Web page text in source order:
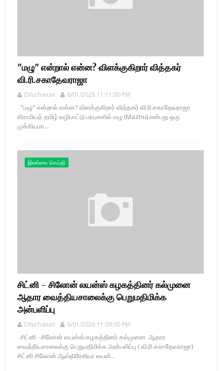
"மழு" என்றால் என்ன? விளக்குகிறார் வித்தகர்
வி.ரி.சகாதேவராஜா
Diluchanan 6/01/2026 11:11:00 PM
"மழு" என்றால் என்ன? விளக்குகிறார் வித்தகர் வி.ரி.சகாதேவராஜா
கிராமியத் தமிழ் வழிபாட்டு மரபுகளில் மழு (Mazhu) என்பது ஒரு
முக்கியமா...
இலங்கை செய்தி
சிட்னி - சிலோன் லயன்ஸ் கழகத்தினர் கல்முனை
ஆதார வைத்தியசாலைக்கு பெறுமதிமிக்க
அன்பளிப்பு
Diluchanan 6/01/2026 11:09:00 PM
சிட்னி - சிலோன் லயன்ஸ் கழகத்தினர் கல்முனை ஆதார
வைத்தியசாலைக்கு பெறுமதிமிக்க அன்பளிப்பு ( வி.ரி.சகாதேவராஜா)
சிட்னி சிலோன் ஆஸ்திரேலியா லயன்...